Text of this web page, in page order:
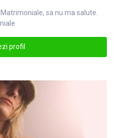
Matrimoniale, sa nu ma salute.
profil